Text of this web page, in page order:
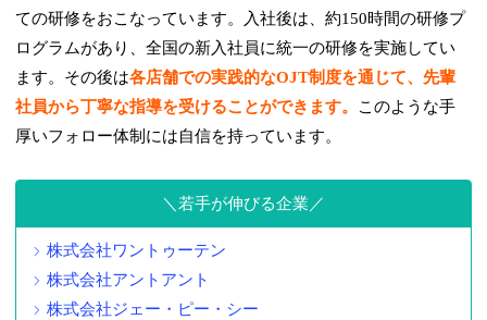
ての研修をおこなっています。入社後は、約150時間の研修プ
ログラムがあり、全国の新入社員に統一の研修を実施してい
ます。その後は各店舗での実践的なOJT制度を通じて、先輩
社員から丁寧な指導を受けることができます。
このような手
厚いフォロー体制には自信を持っています。
若手が伸びる企業
株式会社ワントゥーテン
株式会社アントアント
株式会社ジェー・ピー・シー